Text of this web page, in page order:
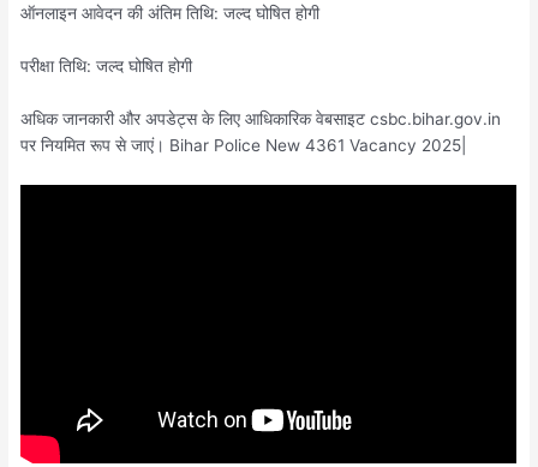
ऑनलाइन आवेदन की अंतिम तिथि: जल्द घोषित होगी
परीक्षा तिथि: जल्द घोषित होगी
अधिक जानकारी और अपडेट्स के लिए आधिकारिक वेबसाइट csbc.bihar.gov.in
पर नियमित रूप से जाएं। Bihar Police New 4361 Vacancy 2025|